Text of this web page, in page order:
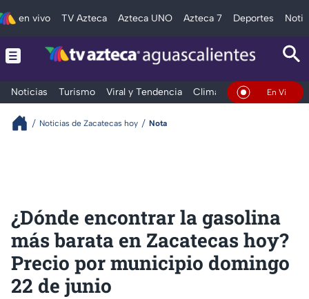
en vivo TV Azteca Azteca UNO Azteca 7 Deportes
Noticias Turismo Viral y Tendencia Clima DeportesEn Vivo
Noticias de Zacatecas hoy Nota
¿Dónde encontrar la gasolina
más barata en Zacatecas hoy?
Precio por municipio domingo
22 de junio